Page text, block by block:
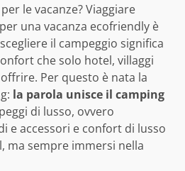
le vacanze? Viaggiare
una vacanza ecofriendly è
il campeggio significa
che solo hotel, villaggi
Per questo è nata la
la parola unisce il camping
di lusso, ovvero
e accessori e confort di lusso
ma sempre immersi nella